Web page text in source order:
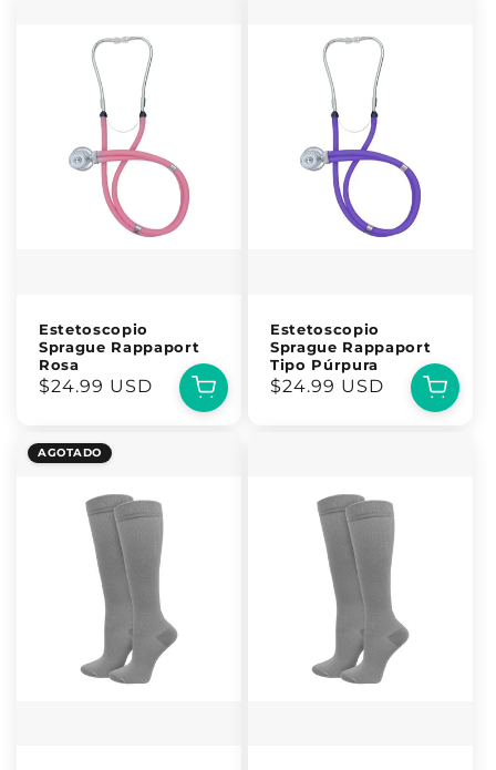
Estetoscopio
Sprague Rappaport
Rosa
Precio
$24.99 USD
Estetoscopio
Sprague Rappaport
Tipo Púrpura
Precio
$24.99 USD
AGOTADO